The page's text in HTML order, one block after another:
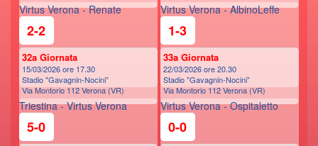
Virtus Verona - Renate
2-2
32a Giornata
15/03/2026 ore 17.30
Stadio "Gavagnin-Nocini”
Via Montorio 112 Verona (VR)
Virtus Verona - AlbinoLeffe
1-3
33a Giornata
22/03/2026 ore 20.30
Stadio "Gavagnin-Nocini”
Via Montorio 112 Verona (VR)
Triestina - Virtus Verona
5-0
Virtus Verona - Ospitaletto
0-0